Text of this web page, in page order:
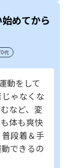
めてから
代
動をして
ゃなくな
など、変
体も爽快
段着＆手
できるの